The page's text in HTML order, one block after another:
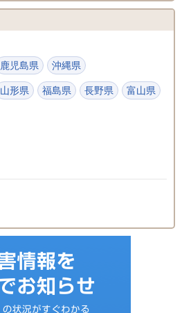
鹿児島県 沖縄県
山形県 福島県 長野県
富山県